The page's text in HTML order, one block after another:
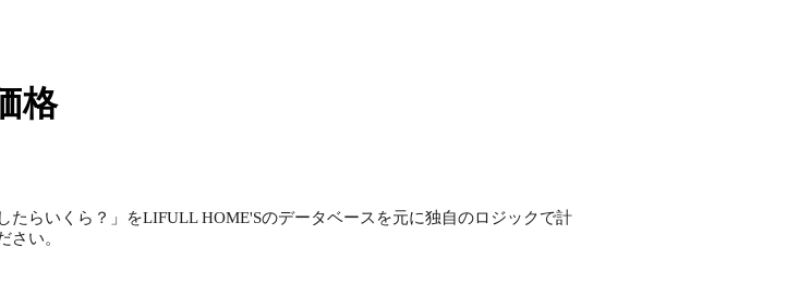
格
らいくら？」をLIFULL HOME'Sのデータベースを元に独自のロジックで計
さい。